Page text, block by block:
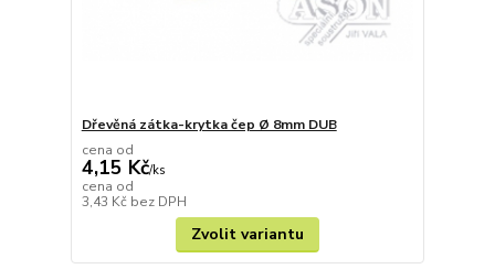
Dřevěná zátka-krytka čep Ø 8mm DUB
cena od
4,15 Kč/ks
cena od
3,43 Kč bez DPH
Zvolit variantu